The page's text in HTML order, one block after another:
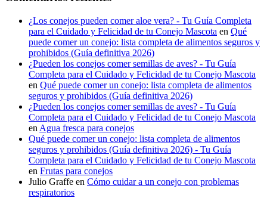
¿Los conejos pueden comer aloe vera? - Tu Guía Completa
para el Cuidado y Felicidad de tu Conejo Mascota en Qué
puede comer un conejo: lista completa de alimentos seguros y
prohibidos (Guía definitiva 2026)
¿Pueden los conejos comer semillas de aves? - Tu Guía
Completa para el Cuidado y Felicidad de tu Conejo Mascota
en Qué puede comer un conejo: lista completa de alimentos
seguros y prohibidos (Guía definitiva 2026)
¿Pueden los conejos comer semillas de aves? - Tu Guía
Completa para el Cuidado y Felicidad de tu Conejo Mascota
en Agua fresca para conejos
Qué puede comer un conejo: lista completa de alimentos
seguros y prohibidos (Guía definitiva 2026) - Tu Guía
Completa para el Cuidado y Felicidad de tu Conejo Mascota
en Frutas para conejos
Julio Graffe en Cómo cuidar a un conejo con problemas
respiratorios